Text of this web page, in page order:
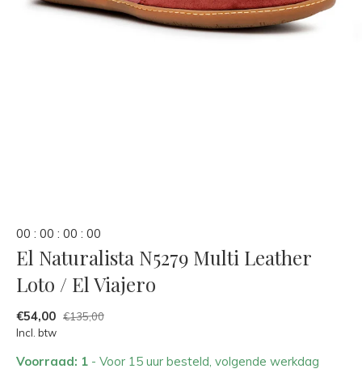
00 : 00 : 00 : 00
El Naturalista N5279 Multi Leather
Loto / El Viajero
€54,00 €135,00
Incl. btw
Voorraad: 1 - Voor 15 uur besteld, volgende werkdag